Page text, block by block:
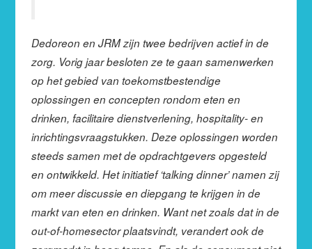
Dedoreon en JRM zijn twee bedrijven actief in de
zorg. Vorig jaar besloten ze te gaan samenwerken
op het gebied van toekomstbestendige
oplossingen en concepten rondom eten en
drinken, facilitaire dienstverlening, hospitality- en
inrichtingsvraagstukken. Deze oplossingen worden
steeds samen met de opdrachtgevers opgesteld
en ontwikkeld. Het initiatief ‘talking dinner’ namen zij
om meer discussie en diepgang te krijgen in de
markt van eten en drinken. Want net zoals dat in de
out-of-homesector plaatsvindt, verandert ook de